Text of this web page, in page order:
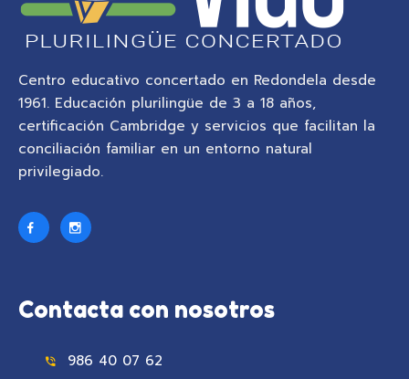
Centro educativo concertado en Redondela desde
1961. Educación plurilingüe de 3 a 18 años,
certificación Cambridge y servicios que facilitan la
conciliación familiar en un entorno natural
privilegiado.
Contacta con nosotros
986 40 07 62